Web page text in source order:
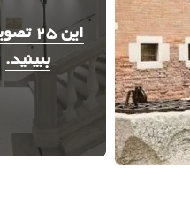
این 25
ببینید.